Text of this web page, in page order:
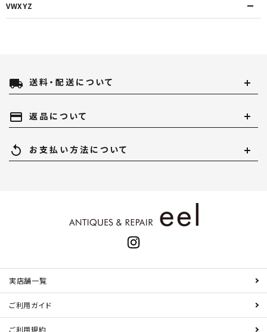
VWXYZ
local_shipping 送料・配送について
payment 返品について
replay お支払い方法について
実店舗一覧
ご利用ガイド
ご利用規約